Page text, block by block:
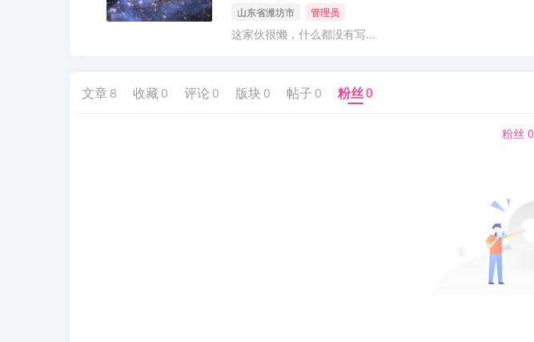
山东省潍坊市 管理员
这家伙很懒，什么都没有写...
文章8 收藏 0 评论 0 版块 0 帖子 0 粉丝0
粉丝 0